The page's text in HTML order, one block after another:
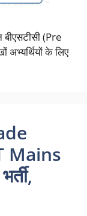
(Pre
अभ्यर्थियों के लिए
Mains